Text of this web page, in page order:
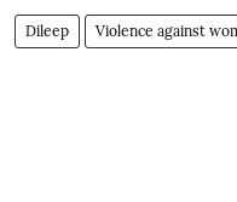
Dileep Violence against